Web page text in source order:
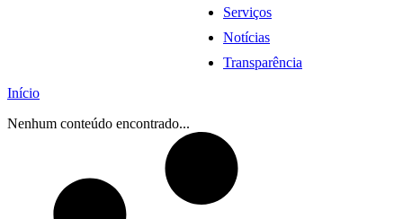
Serviços
Notícias
Transparência
Início
Nenhum conteúdo encontrado...